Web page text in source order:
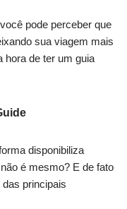
pode perceber que
sua viagem mais
hora de ter um guia
disponibiliza
é mesmo? E de fato
principais